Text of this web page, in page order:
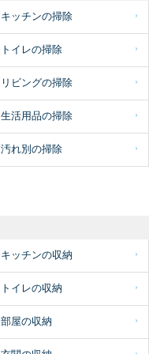
キッチンの掃除
トイレの掃除
リビングの掃除
生活用品の掃除
汚れ別の掃除
キッチンの収納
トイレの収納
部屋の収納